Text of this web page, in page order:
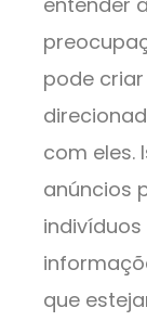
pode
com eles.
anúncios
que